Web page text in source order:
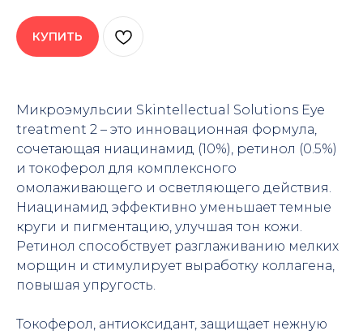
КУПИТЬ
Микроэмульсии Skintellectual Solutions Eye
treatment 2 – это инновационная формула,
сочетающая ниацинамид (10%), ретинол (0.5%)
и токоферол для комплексного
омолаживающего и осветляющего действия.
Ниацинамид эффективно уменьшает темные
круги и пигментацию, улучшая тон кожи.
Ретинол способствует разглаживанию мелких
морщин и стимулирует выработку коллагена,
повышая упругость.
Токоферол, антиоксидант, защищает нежную